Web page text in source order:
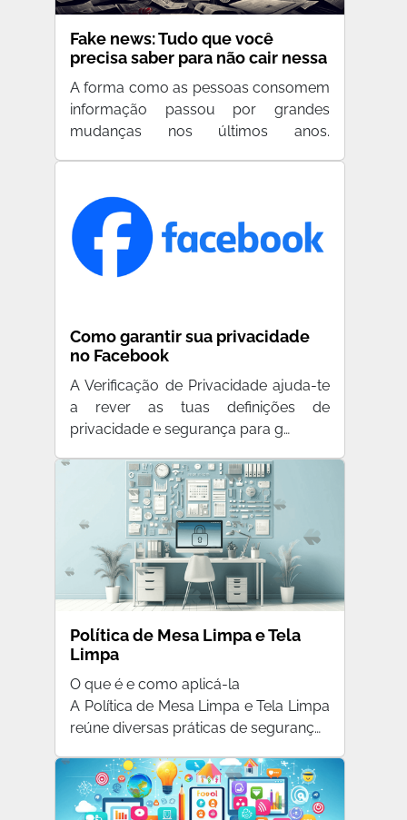
Fake news: Tudo que você
precisa saber para não cair nessa
A forma como as pessoas consomem
informação passou por grandes
mudanças nos últimos anos.
Como garantir sua privacidade
no Facebook
A Verificação de Privacidade ajuda-te
a rever as tuas definições de
privacidade e segurança para g…
Política de Mesa Limpa e Tela
Limpa
O que é e como aplicá-la
A Política de Mesa Limpa e Tela Limpa
reúne diversas práticas de seguranç…